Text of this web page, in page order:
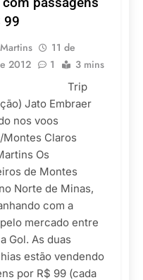
99
11 de
2012
1 3 mins
Jato Embraer
nos voos
Claros
Os
de Montes
Norte de Minas,
com a
mercado entre
Gol. As duas
estão vendendo
por R$ 99 (cada